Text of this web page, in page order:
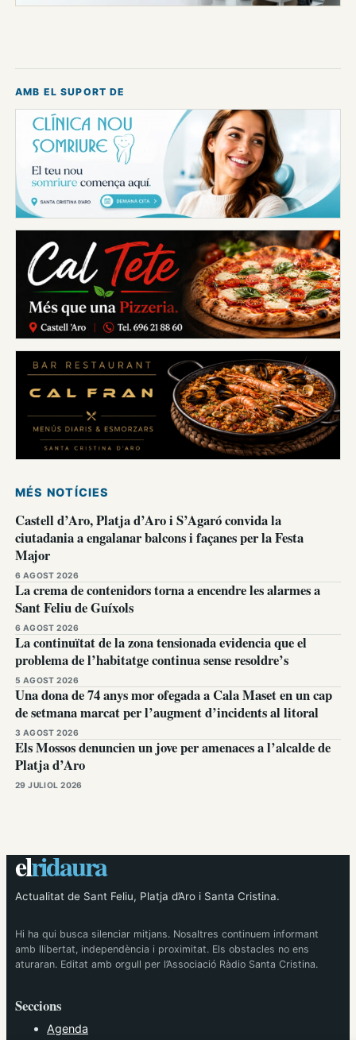
AMB EL SUPORT DE
MÉS NOTÍCIES
Castell d’Aro, Platja d’Aro i S’Agaró convida la
ciutadania a engalanar balcons i façanes per la Festa
Major
6 AGOST 2026
La crema de contenidors torna a encendre les alarmes a
Sant Feliu de Guíxols
6 AGOST 2026
La continuïtat de la zona tensionada evidencia que el
problema de l’habitatge continua sense resoldre’s
5 AGOST 2026
Una dona de 74 anys mor ofegada a Cala Maset en un cap
de setmana marcat per l’augment d’incidents al litoral
3 AGOST 2026
Els Mossos denuncien un jove per amenaces a l’alcalde de
Platja d’Aro
29 JULIOL 2026
elridaura
Actualitat de Sant Feliu, Platja d’Aro i Santa Cristina.
Hi ha qui busca silenciar mitjans. Nosaltres continuem informant
amb llibertat, independència i proximitat. Els obstacles no ens
aturaran. Editat amb orgull per l’Associació Ràdio Santa Cristina.
Seccions
Agenda